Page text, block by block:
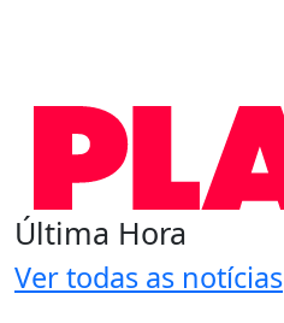
Última Hora
Ver todas as notícias